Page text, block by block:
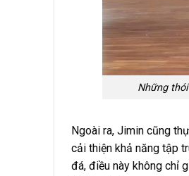
Những
Ngoài ra, Jimin cũng
cải thiện khả năng tập
đá, điều này không chỉ